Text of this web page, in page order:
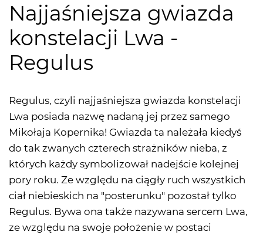
Najjaśniejsza gwiazda
konstelacji Lwa -
Regulus
Regulus, czyli najjaśniejsza gwiazda konstelacji
Lwa posiada nazwę nadaną jej przez samego
Mikołaja Kopernika! Gwiazda ta należała kiedyś
do tak zwanych czterech strażników nieba, z
których każdy symbolizował nadejście kolejnej
pory roku. Ze względu na ciągły ruch wszystkich
ciał niebieskich na "posterunku" pozostał tylko
Regulus. Bywa ona także nazywana sercem Lwa,
ze względu na swoje położenie w postaci